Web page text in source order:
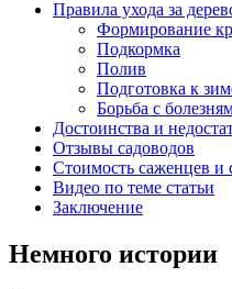
Правила ухода за
Формирование
Подкормка
Полив
Подготовка к
Борьба с
Достоинства и
Отзывы садоводов
Стоимость саженцев и
Видео по теме статьи
Заключение
Немного истории